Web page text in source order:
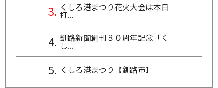
くしろ港まつり花火大会は本日
打...
釧路新聞創刊８０周年記念「く
し...
くしろ港まつり【釧路市】